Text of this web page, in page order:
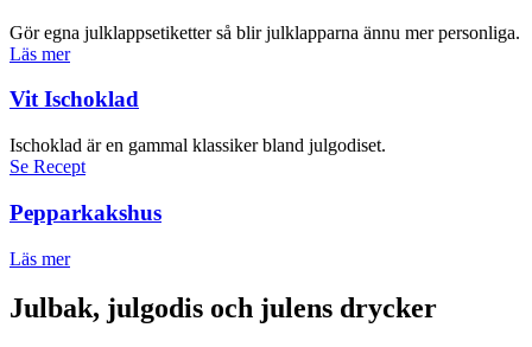
Gör egna julklappsetiketter så blir julklapparna ännu mer personliga.
Läs mer
Vit Ischoklad
Ischoklad är en gammal klassiker bland julgodiset.
Se Recept
Pepparkakshus
Läs mer
Julbak, julgodis och julens drycker